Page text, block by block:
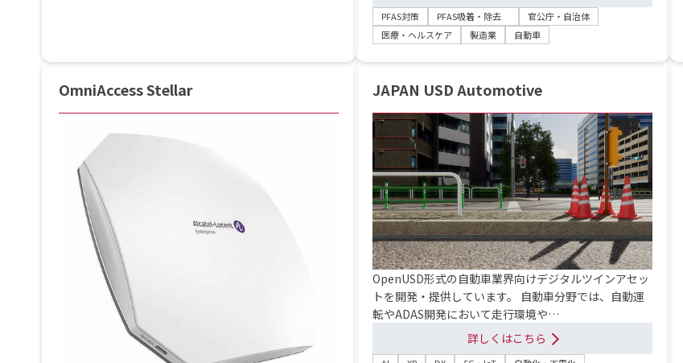
PFAS対策 PFAS吸着・除去
官公庁・自治体
医療・ヘルスケア
製造業 自動車
OmniAccess Stellar JAPAN USD Automotive
OpenUSD形式の自動車業界向けデジタルツインアセッ
トを開発・提供しています。 自動車分野では、自動運
転やADAS開発において走行環境や…
詳しくはこちら